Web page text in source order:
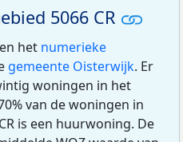
5066 CR
het numerieke
gemeente Oisterwijk. Er
woningen in het
van de woningen in
is een huurwoning. De